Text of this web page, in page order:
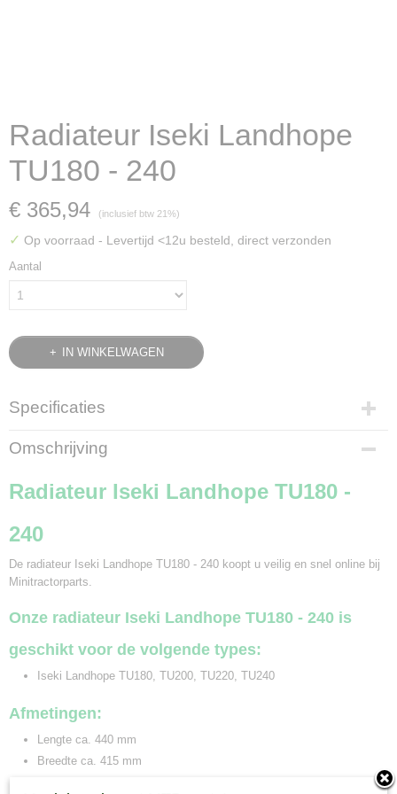
Radiateur Iseki Landhope
TU180 - 240
€ 365,94 (inclusief btw 21%)
✓ Op voorraad - Levertijd <12u besteld, direct verzonden
Aantal
IN WINKELWAGEN
Specificaties
Bruto gewicht
6,00 Kg
Omschrijving
Radiateur Iseki Landhope TU180 -
240
De radiateur Iseki Landhope TU180 - 240 koopt u veilig en snel online bij
Minitractorparts.
Onze radiateur Iseki Landhope TU180 - 240 is
geschikt voor de volgende types:
Iseki Landhope TU180, TU200, TU220, TU240
Afmetingen:
Lengte ca. 440 mm
Breedte ca. 415 mm